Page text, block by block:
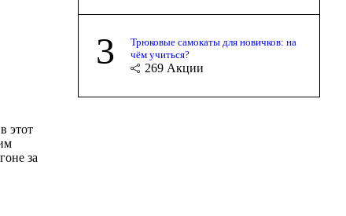
этот
за
3
Трюковые самокаты для новичков: на
чём учиться?
269 Акции